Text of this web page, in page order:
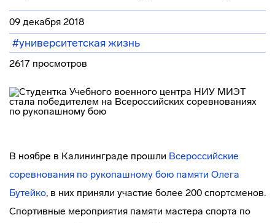
09 декабря 2018
#университетская жизнь
2617 просмотров
В ноябре в Калининграде прошли Всероссийские
соревнования по рукопашному бою памяти Олега
Бутейко, в них приняли участие более 200 спортсменов.
Спортивные мероприятия памяти мастера спорта по